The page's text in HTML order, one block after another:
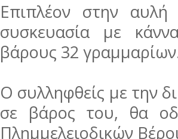
Επιπλέον στην
συσκευασία με
βάρους 32
Ο συλληφθείς με την
σε βάρος του, θα
Πλημμελειοδικών